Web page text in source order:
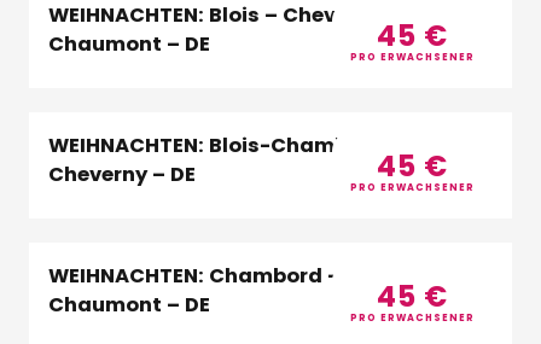
WEIHNACHTEN: Blois – Cheverny –
Chaumont – DE
45 €
PRO ERWACHSENER
WEIHNACHTEN: Blois-Chambord-
Cheverny – DE
45 €
PRO ERWACHSENER
WEIHNACHTEN: Chambord – Cheverny –
Chaumont – DE
45 €
PRO ERWACHSENER